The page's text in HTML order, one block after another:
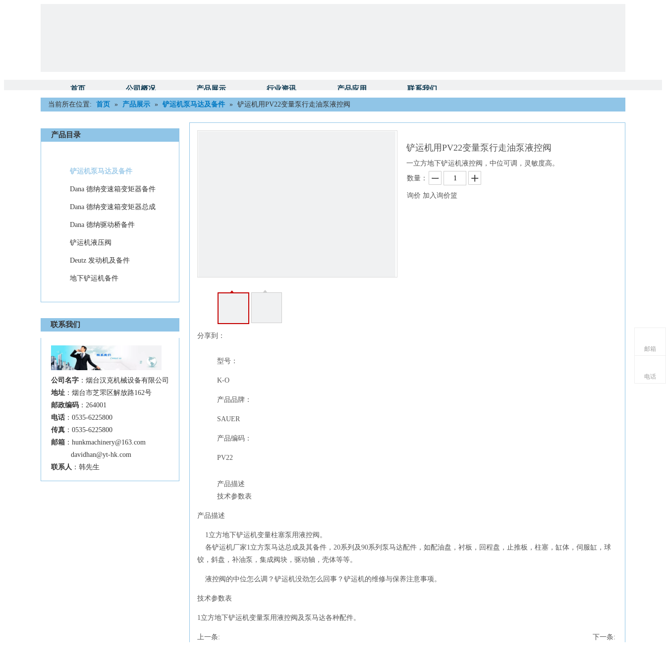
首页 公司概况 产品展示 行业资讯 产品应用 联系我们
当前所在位置: 首页 » 产品展示 » 铲运机泵马达及备件 » 铲运机用PV22变量泵行走油泵液控阀
产品目录
铲运机泵马达及备件
Dana 德纳变速箱变矩器备件
Dana 德纳变速箱变矩器总成
Dana 德纳驱动桥备件
铲运机液压阀
Deutz 发动机及备件
地下铲运机备件
联系我们
公司名字 ：烟台汉克机械设备有限公司
地址 ：烟台市芝罘区解放路162号
邮政编码 ：264001
电话 ：0535-6225800
传真 ：0535-6225800
邮箱 ： hunkmachinery@163.com
davidhan@yt-hk.com
联系人 ：韩先生
分享到：
铲运机用PV22变量泵行走油泵液控阀
一立方地下铲运机液控阀，中位可调，灵敏度高。
数量：
询价 加入询价篮
型号：
K-O
产品品牌：
SAUER
产品编码：
PV22
产品描述
技术参数表
产品描述
1立方地下铲运机变量柱塞泵用液控阀。
各铲运机厂家1立方泵马达总成及其备件，20系列及90系列泵马达配件，如配油盘，衬板，回程盘，止推板，柱塞，缸体，伺服缸，球
铰，斜盘，补油泵，集成阀块，驱动轴，壳体等等。
液控阀的中位怎么调？铲运机没劲怎么回事？铲运机的维修与保养注意事项。
技术参数表
1立方地下铲运机变量泵用液控阀及泵马达各种配件。
上一条: 下一条:
邮箱
电话